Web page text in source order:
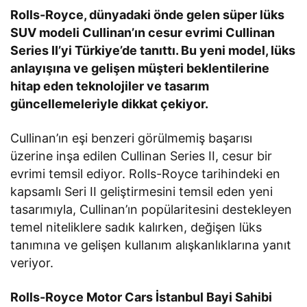
Rolls-Royce, dünyadaki önde gelen süper lüks
SUV modeli Cullinan’ın cesur evrimi Cullinan
Series II’yi Türkiye’de tanıttı. Bu yeni model, lüks
anlayışına ve gelişen müşteri beklentilerine
hitap eden teknolojiler ve tasarım
güncellemeleriyle dikkat çekiyor.
Cullinan’ın eşi benzeri görülmemiş başarısı
üzerine inşa edilen Cullinan Series II, cesur bir
evrimi temsil ediyor. Rolls-Royce tarihindeki en
kapsamlı Seri II geliştirmesini temsil eden yeni
tasarımıyla, Cullinan’ın popülaritesini destekleyen
temel niteliklere sadık kalırken, değişen lüks
tanımına ve gelişen kullanım alışkanlıklarına yanıt
veriyor.
Rolls-Royce Motor Cars İstanbul Bayi Sahibi